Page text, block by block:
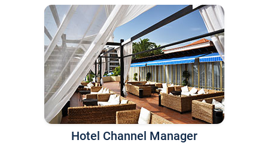
Hotel Channel Manager